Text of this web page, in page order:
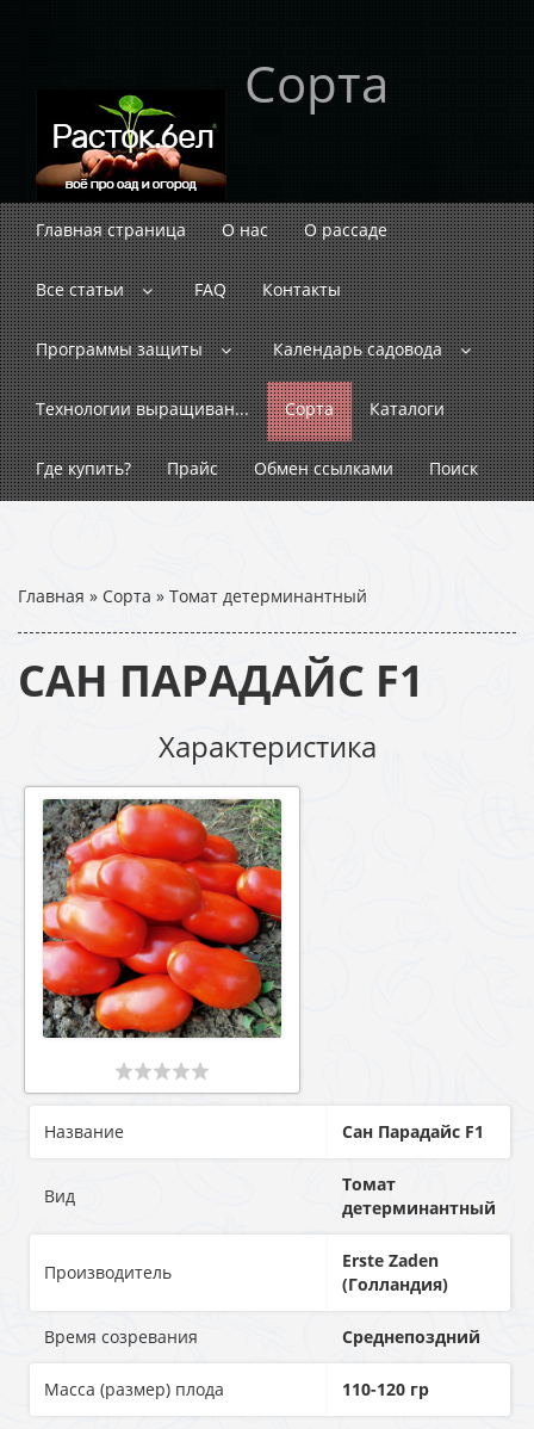
Сорта
Главная страница О нас О рассаде
Все статьи FAQ Контакты
Программы защиты Календарь садовода
Технологии выращиван... Сорта Каталоги
Где купить? Прайс Обмен ссылками Поиск
Главная » Сорта » Томат детерминантный
САН ПАРАДАЙС F1
Характеристика
Название Сан Парадайс F1
Вид
Томат
детерминантный
Производитель
Erste Zaden
(Голландия)
Время созревания Среднепоздний
Масса (размер) плода 110-120 гр